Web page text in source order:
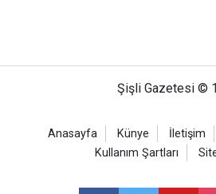
Şişli Gazetesi ©
Anasayfa Künye İletişim
Kullanım Şartları